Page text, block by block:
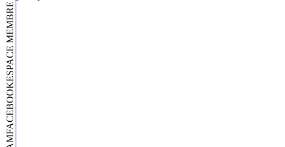
ESPACE MEMBRE
FACEBOOK